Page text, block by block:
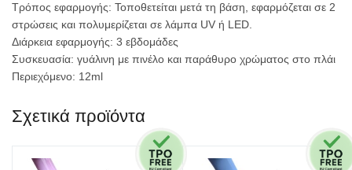
Τρόπος εφαρμογής: Τοποθετείται μετά τη βάση, εφαρμόζεται σε 2
στρώσεις και πολυμερίζεται σε λάμπα UV ή LED
Διάρκεια εφαρμογής: 3 εβδομάδες
Συσκευασία: γυάλινη με πινέλο και παράθυρο χρώματος στο πλάι
Περιεχόμενο: 12ml
Σχετικά προϊόντα